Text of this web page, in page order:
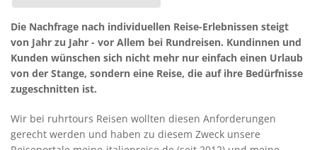
Die Nachfrage nach individuellen Reise-Erlebnissen steigt
von Jahr zu Jahr - vor Allem bei Rundreisen. Kundinnen und
Kunden wünschen sich nicht mehr nur einfach einen Urlaub
von der Stange, sondern eine Reise, die auf ihre Bedürfnisse
zugeschnitten ist.
Wir bei ruhrtours Reisen wollten diesen Anforderungen
gerecht werden und haben zu diesem Zweck unsere